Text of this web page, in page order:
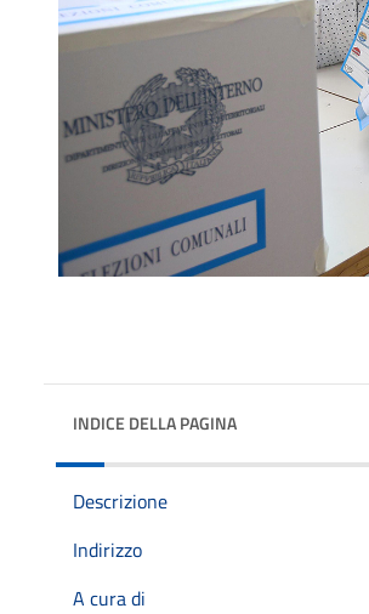
INDICE DELLA PAGINA
Descrizione
Indirizzo
A cura di